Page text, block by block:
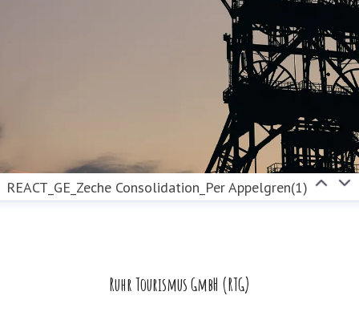
REACT_GE_Zeche Consolidation_Per Appelgren(1)
Ruhr Tourismus GmbH (RTG)